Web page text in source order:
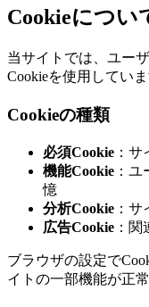
Cookieについ
当サイトでは、ユー
Cookieを使用していま
Cookieの種類
必須Cookie ：
機能Cookie ：
憶
分析Cookie ：
広告Cookie ：
ブラウザの設定で
イトの一部機能が正